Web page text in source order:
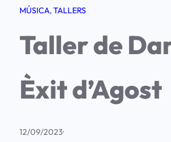
MÚSICA, TALLERS
Taller de
Èxit d’Agost
12/09/2023·